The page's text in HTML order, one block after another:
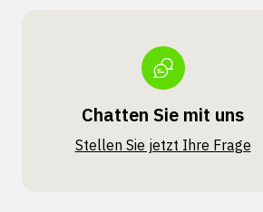
Chatten Sie mit uns
Stellen Sie jetzt Ihre Frage